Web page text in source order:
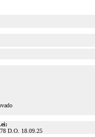
D.O. 18.09.25